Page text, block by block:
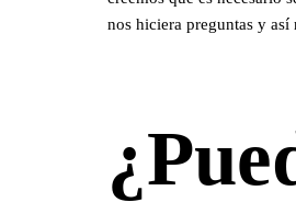
nos hiciera preguntas y así